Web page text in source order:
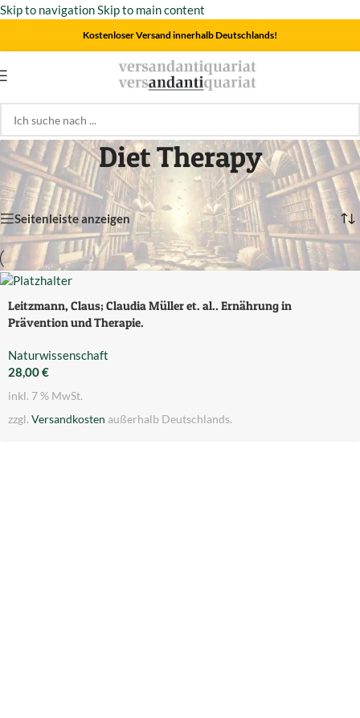
Skip to navigationSkip to main content
Kostenloser Versand innerhalb Deutschlands!
Diet Therapy
Einzelnes Ergebnis wird angezeigt
Seitenleiste anzeigen
Leitzmann, Claus; Claudia Müller et. al.. Ernährung in
Prävention und Therapie.
Naturwissenschaft
28,00€
inkl. 7 % MwSt.
zzgl. Versandkosten außerhalb Deutschlands.